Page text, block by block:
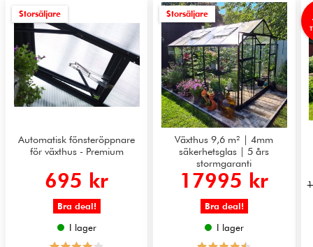
Storsäljare
Automatisk fönsteröppnare
för växthus - Premium
695 kr
Bra deal!
I lager
Storsäljare
Växthus 9,6 m² | 4mm
säkerhetsglas | 5 års
stormgaranti
17995 kr
Bra deal!
I lager